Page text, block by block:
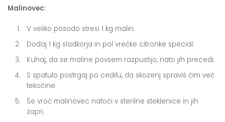
Malinovec:
V veliko posodo stresi 1 kg malin.
Dodaj 1 kg sladkorja in pol vrečke citronke special.
Kuhaj, da se maline povsem razpustijo, nato jih precedi.
S spatulo postrgaj po cedilu, da skozenj spraviš čim več
tekočine.
Še vroč malinovec natoči v sterilne steklenice in jih
zapri.